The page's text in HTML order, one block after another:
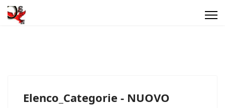
Elenco_Categorie - NUOVO